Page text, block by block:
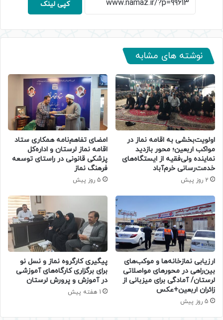
کپی لینک
نوشته های مشابه
اولویت‌بخشی به اقامه نماز در
مواکب اربعین؛ محور بازدید
نماینده ولی‌فقیه از ایستگاه‌های
خدمت‌رسانی خرم‌آباد
2 روز پیش
امضای تفاهم‌نامه همکاری ستاد
اقامه نماز لرستان و اداره‌کل
پزشکی قانونی در راستای توسعه
فرهنگ نماز
5 روز پیش
ارزیابی نمازخانه‌ها و موکب‌های
بین‌راهی در محورهای مواصلاتی
لرستان/ آمادگی برای میزبانی از
زائران اربعین+عکس
5 روز پیش
پیگیری کارگروه نماز و نسل نو
برای برگزاری کارگاه‌های آموزشی
در آموزش و پرورش لرستان
1 هفته پیش